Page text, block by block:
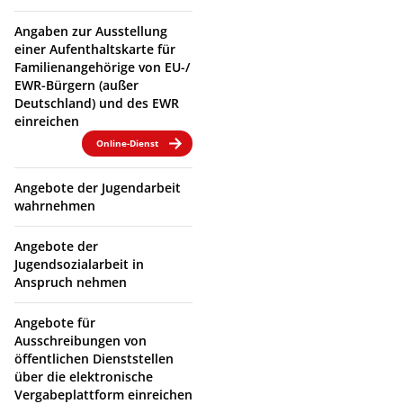
Angaben zur Ausstellung
einer Aufenthaltskarte für
Familienangehörige von EU-/
EWR-Bürgern (außer
Deutschland) und des EWR
einreichen
Online-Dienst
Angebote der Jugendarbeit
wahrnehmen
Angebote der
Jugendsozialarbeit in
Anspruch nehmen
Angebote für
Ausschreibungen von
öffentlichen Dienststellen
über die elektronische
Vergabeplattform einreichen